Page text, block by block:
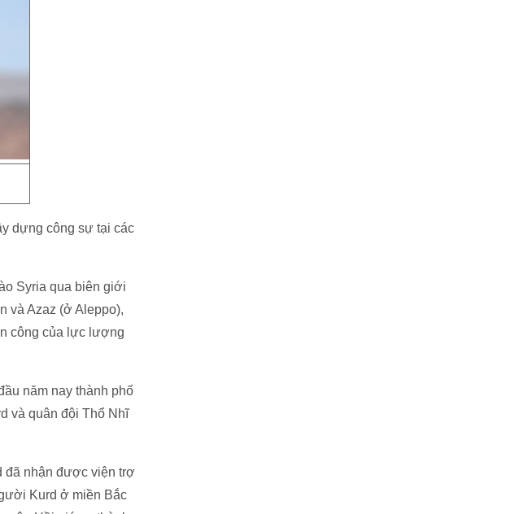
dựng công sự tại các
Syria qua biên giới
và Azaz (ở Aleppo),
công của lực lượng
năm nay thành phố
và quân đội Thổ Nhĩ
đã nhận được viện trợ
Kurd ở miền Bắc